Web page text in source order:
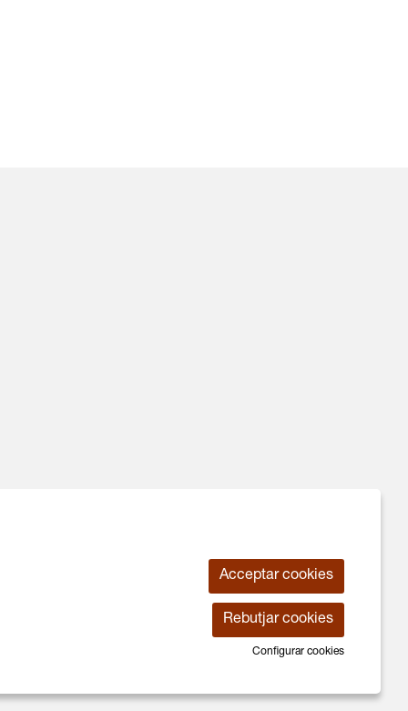
Declaració d'accessiblitat
Acceptar cookies
Rebutjar cookies
Configurar cookies